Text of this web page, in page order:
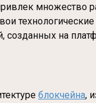
множество
созданных на
блокчейна,